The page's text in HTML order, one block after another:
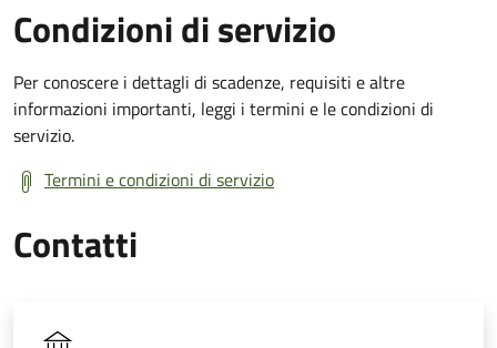
Condizioni di servizio
Per conoscere i dettagli di scadenze, requisiti e altre
informazioni importanti, leggi i termini e le condizioni di
servizio.
Termini e condizioni di servizio
Contatti